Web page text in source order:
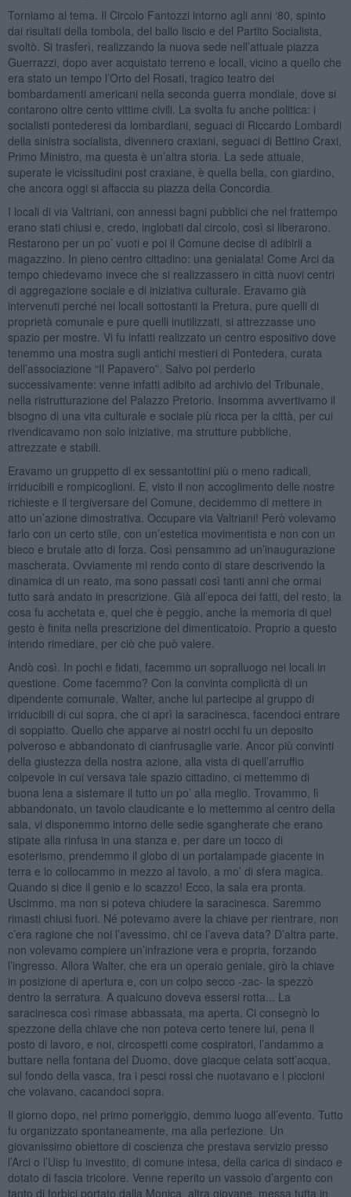
Torniamo al tema. Il Circolo Fantozzi intorno agli anni ‘80, spinto
dai risultati della tombola, del ballo liscio e del Partito Socialista,
svoltò. Si trasferì, realizzando la nuova sede nell’attuale piazza
Guerrazzi, dopo aver acquistato terreno e locali, vicino a quello che
era stato un tempo l’Orto del Rosati, tragico teatro dei
bombardamenti americani nella seconda guerra mondiale, dove si
contarono oltre cento vittime civili. La svolta fu anche politica: i
socialisti pontederesi da lombardiani, seguaci di Riccardo Lombardi
della sinistra socialista, divennero craxiani, seguaci di Bettino Craxi,
Primo Ministro, ma questa è un’altra storia. La sede attuale,
superate le vicissitudini post craxiane, è quella bella, con giardino,
che ancora oggi si affaccia su piazza della Concordia.
I locali di via Valtriani, con annessi bagni pubblici che nel frattempo
erano stati chiusi e, credo, inglobati dal circolo, così si liberarono.
Restarono per un po’ vuoti e poi il Comune decise di adibirli a
magazzino. In pieno centro cittadino: una genialata! Come Arci da
tempo chiedevamo invece che si realizzassero in città nuovi centri
di aggregazione sociale e di iniziativa culturale. Eravamo già
intervenuti perché nei locali sottostanti la Pretura, pure quelli di
proprietà comunale e pure quelli inutilizzati, si attrezzasse uno
spazio per mostre. Vi fu infatti realizzato un centro espositivo dove
tenemmo una mostra sugli antichi mestieri di Pontedera, curata
dell’associazione “Il Papavero”. Salvo poi perderlo
successivamente: venne infatti adibito ad archivio del Tribunale,
nella ristrutturazione del Palazzo Pretorio. Insomma avvertivamo il
bisogno di una vita culturale e sociale più ricca per la città, per cui
rivendicavamo non solo iniziative, ma strutture pubbliche,
attrezzate e stabili.
Eravamo un gruppetto di ex sessantottini più o meno radicali,
irriducibili e rompicoglioni. E, visto il non accoglimento delle nostre
richieste e il tergiversare del Comune, decidemmo di mettere in
atto un’azione dimostrativa. Occupare via Valtriani! Però volevamo
farlo con un certo stile, con un’estetica movimentista e non con un
bieco e brutale atto di forza. Così pensammo ad un’inaugurazione
mascherata. Ovviamente mi rendo conto di stare descrivendo la
dinamica di un reato, ma sono passati così tanti anni che ormai
tutto sarà andato in prescrizione. Già all’epoca dei fatti, del resto, la
cosa fu acchetata e, quel che è peggio, anche la memoria di quel
gesto è finita nella prescrizione del dimenticatoio. Proprio a questo
intendo rimediare, per ciò che può valere.
Andò così. In pochi e fidati, facemmo un sopralluogo nei locali in
questione. Come facemmo? Con la convinta complicità di un
dipendente comunale, Walter, anche lui partecipe al gruppo di
irriducibili di cui sopra, che ci aprì la saracinesca, facendoci entrare
di soppiatto. Quello che apparve ai nostri occhi fu un deposito
polveroso e abbandonato di cianfrusaglie varie. Ancor più convinti
della giustezza della nostra azione, alla vista di quell’arruffio
colpevole in cui versava tale spazio cittadino, ci mettemmo di
buona lena a sistemare il tutto un po’ alla meglio. Trovammo, lì
abbandonato, un tavolo claudicante e lo mettemmo al centro della
sala, vi disponemmo intorno delle sedie sgangherate che erano
stipate alla rinfusa in una stanza e, per dare un tocco di
esoterismo, prendemmo il globo di un portalampade giacente in
terra e lo collocammo in mezzo al tavolo, a mo’ di sfera magica.
Quando si dice il genio e lo scazzo! Ecco, la sala era pronta.
Uscimmo, ma non si poteva chiudere la saracinesca. Saremmo
rimasti chiusi fuori. Né potevamo avere la chiave per rientrare, non
c’era ragione che noi l’avessimo, chi ce l’aveva data? D’altra parte,
non volevamo compiere un’infrazione vera e propria, forzando
l’ingresso. Allora Walter, che era un operaio geniale, girò la chiave
in posizione di apertura e, con un colpo secco -zac- la spezzò
dentro la serratura. A qualcuno doveva essersi rotta... La
saracinesca così rimase abbassata, ma aperta. Ci consegnò lo
spezzone della chiave che non poteva certo tenere lui, pena il
posto di lavoro, e noi, circospetti come cospiratori, l’andammo a
buttare nella fontana del Duomo, dove giacque celata sott’acqua,
sul fondo della vasca, tra i pesci rossi che nuotavano e i piccioni
che volavano, cacandoci sopra.
Il giorno dopo, nel primo pomeriggio, demmo luogo all’evento. Tutto
fu organizzato spontaneamente, ma alla perfezione. Un
giovanissimo obiettore di coscienza che prestava servizio presso
l’Arci o l’Uisp fu investito, di comune intesa, della carica di sindaco e
dotato di fascia tricolore. Venne reperito un vassoio d’argento con
tanto di forbici portato dalla Monica, altra giovane, messa tutta in